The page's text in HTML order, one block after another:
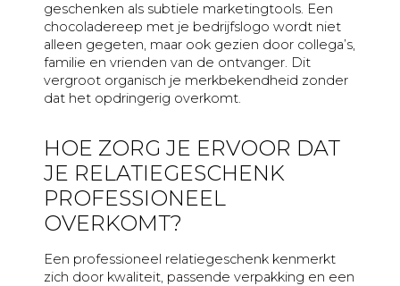
geschenken als subtiele marketingtools. Een
chocoladereep met je bedrijfslogo wordt niet
alleen gegeten, maar ook gezien door collega’s,
familie en vrienden van de ontvanger. Dit
vergroot organisch je merkbekendheid zonder
dat het opdringerig overkomt.
HOE ZORG JE ERVOOR DAT
JE RELATIEGESCHENK
PROFESSIONEEL
OVERKOMT?
Een professioneel relatiegeschenk kenmerkt
zich door kwaliteit, passende verpakking en een